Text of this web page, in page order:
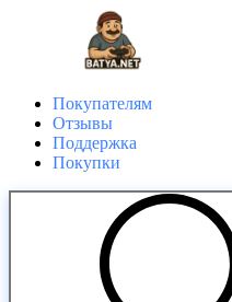
Покупателям
Отзывы
Поддержка
Покупки